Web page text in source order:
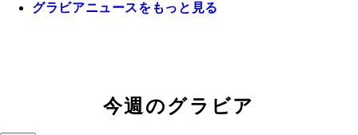
グラビアニュースをもっと見る
今週のグラビア